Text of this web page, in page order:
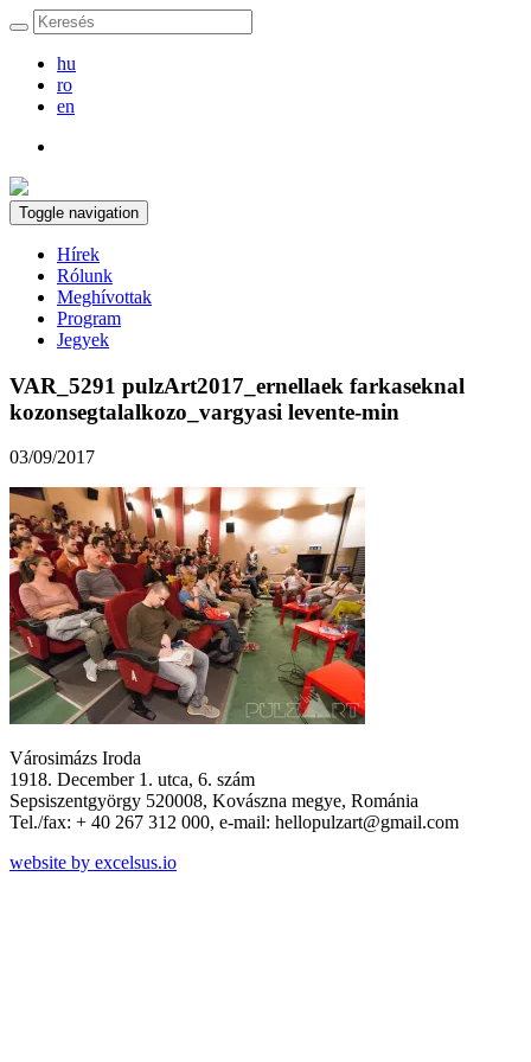
hu
ro
en
Toggle navigation
Hírek
Rólunk
Meghívottak
Program
Jegyek
VAR_5291 pulzArt2017_ernellaek farkaseknal
kozonsegtalalkozo_vargyasi levente-min
03/09/2017
Városimázs Iroda
1918. December 1. utca, 6. szám
Sepsiszentgyörgy 520008, Kovászna megye, Románia
Tel./fax: + 40 267 312 000, e-mail: hellopulzart@gmail.com
website by excelsus.io